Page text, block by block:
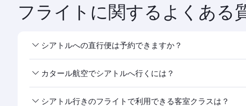
フライトに関するよくある
シアトルへの直行便は予約できますか？
カタール航空は への直行便を運航しています。時刻表と運
カタール航空でシアトルへ行くには？
カタール航空は 行きの直行便を運航しています。また、ド
シアトル行きのフライトで利用できる客室クラスは？